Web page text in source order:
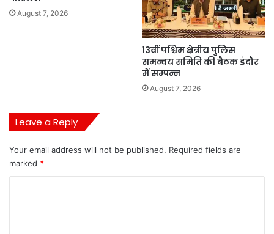
August 7, 2026
13वीं पश्चिम क्षेत्रीय पुलिस
समन्वय समिति की बैठक इंदौर
में सम्पन्न
August 7, 2026
Leave a Reply
Your email address will not be published. Required fields are
marked *